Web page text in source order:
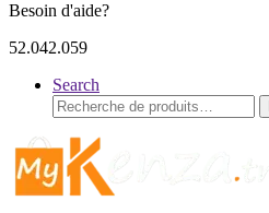
Besoin d'aide?
52.042.059
Search
Recherche
pour :